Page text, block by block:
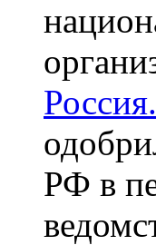
Россия.
РФ в